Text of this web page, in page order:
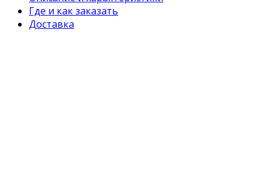
Где и как заказать
Доставка